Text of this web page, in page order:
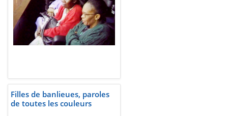
Filles de banlieues, paroles
de toutes les couleurs